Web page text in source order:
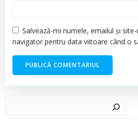
Salvează-mi numele, emailul și
navigator pentru data viitoare când o